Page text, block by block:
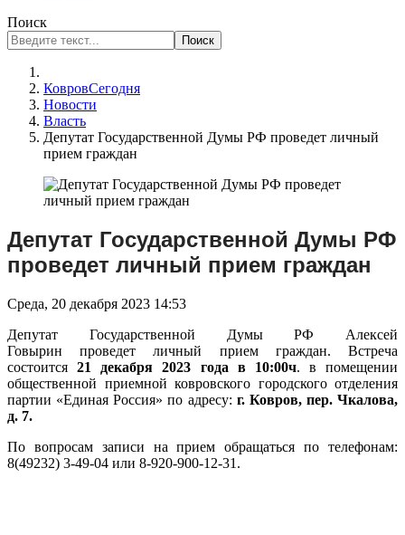
Поиск
Поиск
КовровСегодня
Новости
Власть
Депутат Государственной Думы РФ проведет личный
прием граждан
Депутат Государственной Думы РФ
проведет личный прием граждан
Среда, 20 декабря 2023 14:53
Депутат Государственной Думы РФ Алексей
Говырин проведет личный прием граждан. Встреча
состоится21 декабря 2023 года в 10:00ч. в помещении
общественной приемной ковровского городского отделения
партии «Единая Россия» по адресу: г. Ковров, пер. Чкалова,
д. 7.
По вопросам записи на прием обращаться по телефонам:
8(49232) 3-49-04 или 8-920-900-12-31.